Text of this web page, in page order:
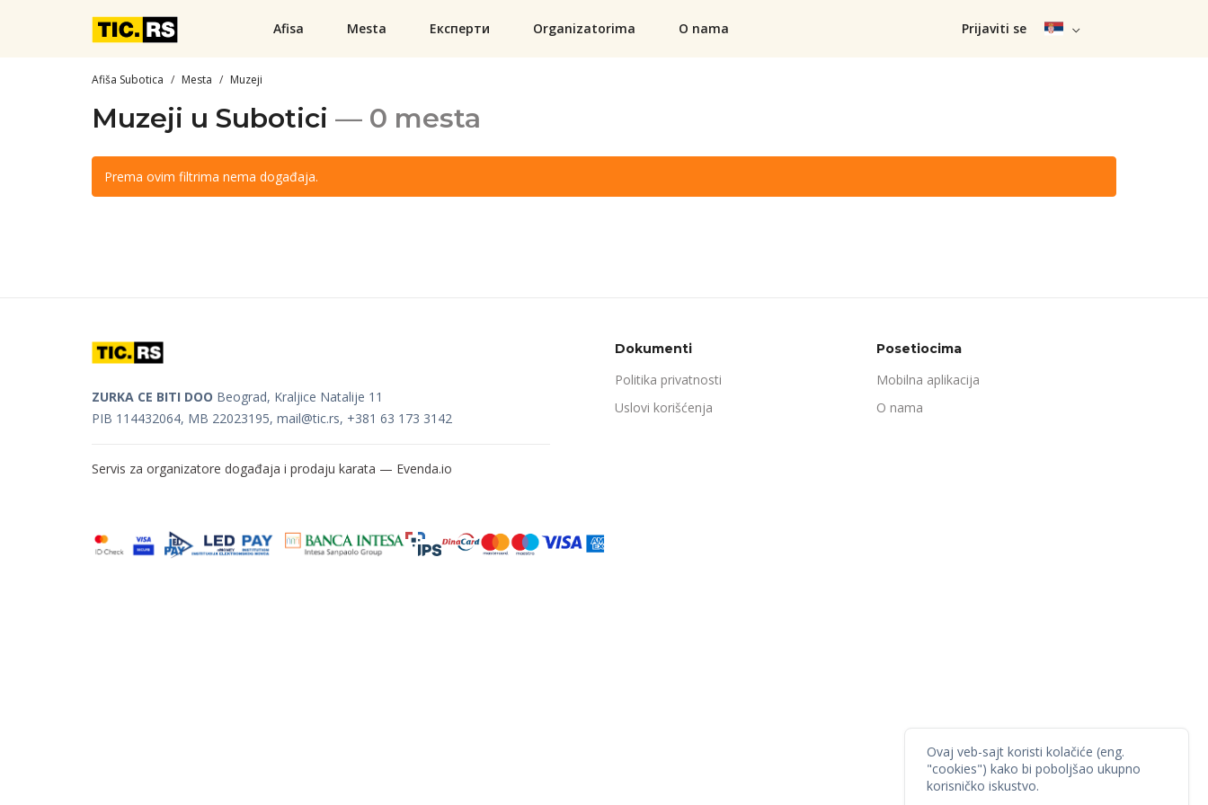
Afisa Mesta Експерти Organizatorima O nama Prijaviti se
Afiša Subotica Mesta Muzeji
Muzeji u Subotici — 0 mesta
Prema ovim filtrima nema događaja.
ZURKA CE BITI DOO Beograd, Kraljice Natalije 11
PIB 114432064, MB 22023195, mail@tic.rs, +381 63 173 3142
Servis za organizatore događaja i prodaju karata — Evenda.io
Dokumenti
Politika privatnosti
Uslovi korišćenja
Posetiocima
Mobilna aplikacija
O nama
Ovaj veb-sajt koristi kolačiće (eng.
"cookies") kako bi poboljšao ukupno
korisničko iskustvo.